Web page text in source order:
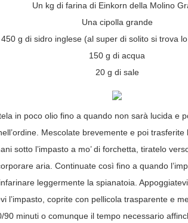
Un kg di farina di Einkorn della Molino
Una cipolla grande
450 g di sidro inglese (al super di solito si trova
150 g di acqua
20 g di sale
in poco olio fino a quando non sarà lucida e
Mescolate brevemente e poi
sotto l’impasto a mo’ di forchetta, tiratelo
aria. Continuate così fino a quando
leggermente la spianatoia.
l’impasto, coprite con pellicola trasparente e
minuti o comunque il tempo necessario